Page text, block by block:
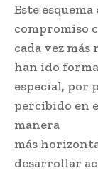
Este
compromiso
cada vez
han ido
especial, por
percibido en
manera
más
desarrollar